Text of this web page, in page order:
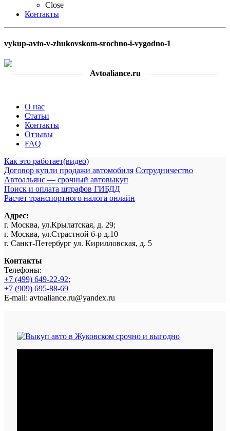
Close
Контакты
vykup-avto-v-zhukovskom-srochno-i-vygodno-1
Avtoaliance.ru
О нас
Статьи
Контакты
Отзывы
FAQ
Как это работает(видео)
Договор купли продажи автомобиля Сотрудничество
Автоальянс — срочный автовыкуп
Поиск и оплата штрафов ГИБДД
Расчет транспортного налога онлайн
Адрес:
г. Москва, ул.Крылатская, д. 29;
г. Москва, ул.Страстной б-р д.10
г. Санкт-Петербург ул. Кирилловская, д. 5
Контакты
Телефоны:
+7 (499) 649-22-92;
+7 (909) 695-88-69
E-mail: avtoaliance.ru@yandex.ru